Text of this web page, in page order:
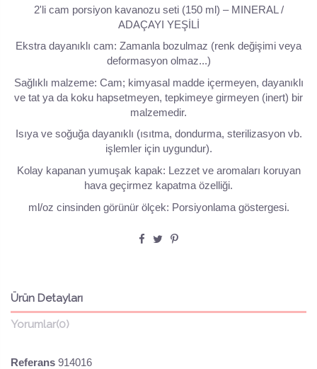
2'li cam porsiyon kavanozu seti (150 ml) – MINERAL /
ADAÇAYI YEŞİLİ
Ekstra dayanıklı cam: Zamanla bozulmaz (renk değişimi veya
deformasyon olmaz...)
Sağlıklı malzeme: Cam; kimyasal madde içermeyen, dayanıklı
ve tat ya da koku hapsetmeyen, tepkimeye girmeyen (inert) bir
malzemedir.
Isıya ve soğuğa dayanıklı (ısıtma, dondurma, sterilizasyon vb.
işlemler için uygundur).
Kolay kapanan yumuşak kapak: Lezzet ve aromaları koruyan
hava geçirmez kapatma özelliği.
ml/oz cinsinden görünür ölçek: Porsiyonlama göstergesi.
Ürün Detayları
Yorumlar(0)
Referans 914016